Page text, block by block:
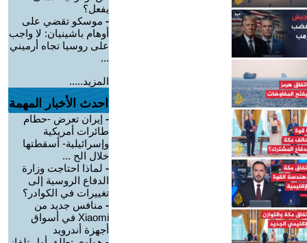
يفعل؟
- موسكو تقضي على
أوهام باشينيان: لا واجب
على روسيا تجاه أرميني
...
المزيد.....
احدث الأخبار المهمة
- إيران تعرض -حطام
طائرات أمريكية
وإسرائيلية- أسقطتها
خلال الح ...
- لماذا احتاجت وزارة
الدفاع الروسية إلى
تغييرات في الكوادر؟
- منافس جديد من
Xiaomi في أسواق
أجهزة أندرويد